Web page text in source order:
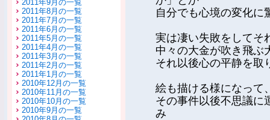
2011年9月の一覧
2011年8月の一覧
2011年7月の一覧
2011年6月の一覧
2011年5月の一覧
2011年4月の一覧
2011年3月の一覧
2011年2月の一覧
2011年1月の一覧
2010年12月の一覧
2010年11月の一覧
2010年10月の一覧
2010年9月の一覧
自分でも心境の変化に
実は凄い失敗をしてそ
中々の大金が吹き飛ぶ
それ以後心の平静を取
絵も描ける様になって
その事件以後不思議に
み